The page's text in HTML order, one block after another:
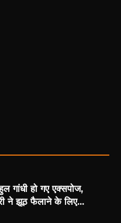
गांधी हो गए एक्सपोज,
ने झूठ फैलाने के लिए...